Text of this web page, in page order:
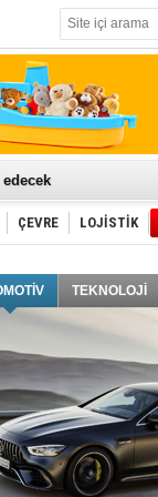
ÇEVRE LOJİSTİK
TEKNOLOJİ